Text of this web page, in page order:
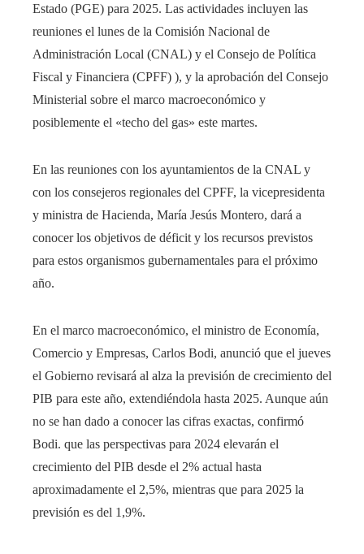
Estado (PGE) para 2025. Las actividades incluyen las
reuniones el lunes de la Comisión Nacional de
Administración Local (CNAL) y el Consejo de Política
Fiscal y Financiera (CPFF) ), y la aprobación del Consejo
Ministerial sobre el marco macroeconómico y
posiblemente el «techo del gas» este martes.
En las reuniones con los ayuntamientos de la CNAL y
con los consejeros regionales del CPFF, la vicepresidenta
y ministra de Hacienda, María Jesús Montero, dará a
conocer los objetivos de déficit y los recursos previstos
para estos organismos gubernamentales para el próximo
año.
En el marco macroeconómico, el ministro de Economía,
Comercio y Empresas, Carlos Bodi, anunció que el jueves
el Gobierno revisará al alza la previsión de crecimiento del
PIB para este año, extendiéndola hasta 2025. Aunque aún
no se han dado a conocer las cifras exactas, confirmó
Bodi. que las perspectivas para 2024 elevarán el
crecimiento del PIB desde el 2% actual hasta
aproximadamente el 2,5%, mientras que para 2025 la
previsión es del 1,9%.